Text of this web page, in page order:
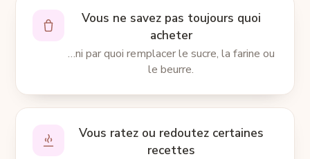
Vous ne savez pas toujours quoi
acheter
…ni par quoi remplacer le sucre, la farine ou
le beurre.
Vous ratez ou redoutez certaines
recettes